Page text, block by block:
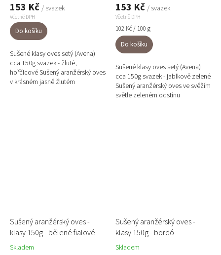
153 Kč / svazek
Včetně DPH
Do košíku
Sušené klasy oves setý (Avena)
cca 150g svazek - žluté,
hořčicové Sušený aranžérský oves
v krásném jasně žlutém
153 Kč / svazek
Včetně DPH
Měrná
cena:
102 Kč / 100 g
Do košíku
Sušené klasy oves setý (Avena)
cca 150g svazek - jablkově zelené
Sušený aranžérský oves ve svěžím
světle zeleném odstínu
Sušený aranžérský oves -
klasy 150g - bělené fialové
Skladem
Sušený aranžérský oves -
klasy 150g - bordó
Skladem